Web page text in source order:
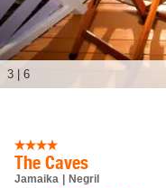
The Caves
Jamaika Negril
3 6